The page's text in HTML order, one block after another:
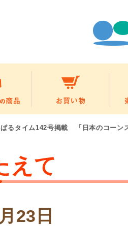
るタイム142号掲載 「日本のコー
えて
23日